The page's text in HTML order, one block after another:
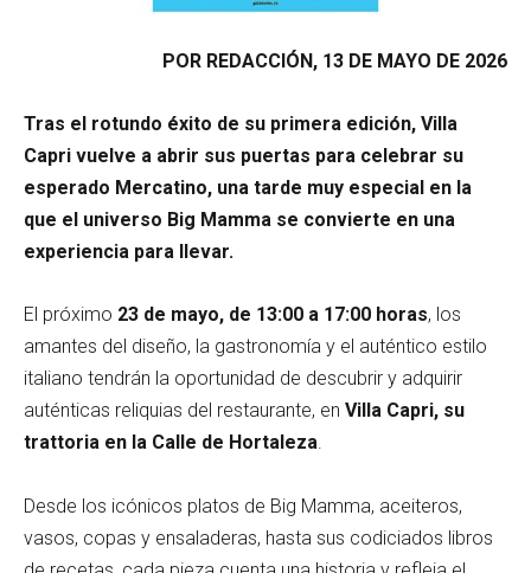
POR REDACCIÓN, 13 DE MAYO DE 2026
Tras el rotundo éxito de su primera edición, Villa
Capri vuelve a abrir sus puertas para celebrar su
esperado Mercatino, una tarde muy especial en la
que el universo Big Mamma se convierte en una
experiencia para llevar.
El próximo 23 de mayo, de 13:00 a 17:00 horas, los
amantes del diseño, la gastronomía y el auténtico estilo
italiano tendrán la oportunidad de descubrir y adquirir
auténticas reliquias del restaurante, en Villa Capri, su
trattoria en la Calle de Hortaleza
Desde los icónicos platos de Big Mamma, aceiteros,
vasos, copas y ensaladeras, hasta sus codiciados libros